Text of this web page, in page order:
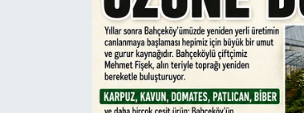
EKONOMİ